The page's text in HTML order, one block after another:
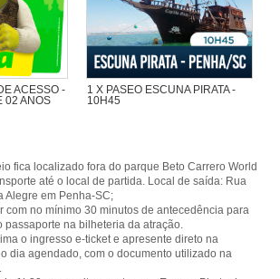
ACESSO -
02 ANOS
1 X PASEO ESCUNA PIRATA -
10H45
islas de la región de Penha y
Piçarras.
fica localizado fora do parque Beto Carrero World
até o local de partida. Local de saída: Rua
Alegre em Penha-SC;
com no mínimo 30 minutos de antecedência para
passaporte na bilheteria da atração.
o ingresso e-ticket e apresente direto na
dia agendado, com o documento utilizado na